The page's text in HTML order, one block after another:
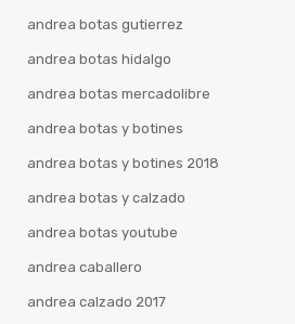
andrea botas gutierrez
andrea botas hidalgo
andrea botas mercadolibre
andrea botas y botines
andrea botas y botines 2018
andrea botas y calzado
andrea botas youtube
andrea caballero
andrea calzado 2017